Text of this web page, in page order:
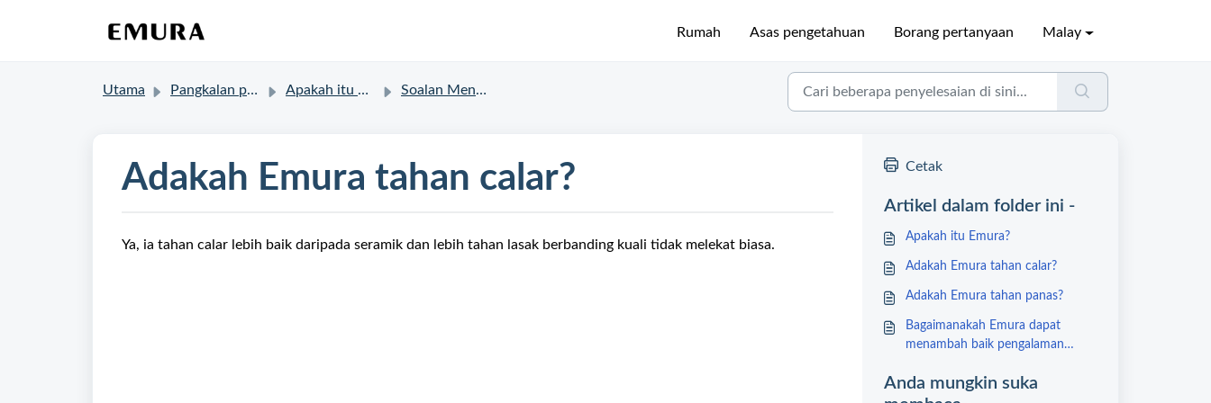
Rumah Asas pengetahuan Borang pertanyaan Malay
Utama Pangkalan pengetahuan Apakah itu Emura? Soalan Mengenai Emura
Adakah Emura tahan calar?
Ya, ia tahan calar lebih baik daripada seramik dan lebih tahan lasak berbanding kuali tidak melekat biasa.
Cetak
Artikel dalam folder ini -
Apakah itu Emura?
Adakah Emura tahan calar?
Adakah Emura tahan panas?
Bagaimanakah Emura dapat
menambah baik pengalaman
Anda mungkin suka